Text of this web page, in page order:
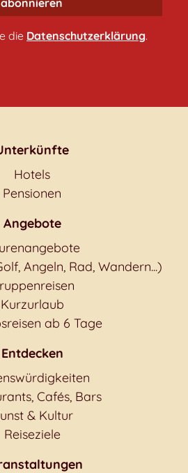
abonnieren
die Datenschutzerklärung.
Hotels
Pensionen
Angebote
Angeln, Rad, Wandern...)
Kurzurlaub
ab 6 Tage
Entdecken
Cafés, Bars
& Kultur
Reiseziele